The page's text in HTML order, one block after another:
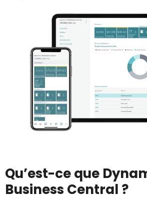
Qu’est-ce que
Business Central ?